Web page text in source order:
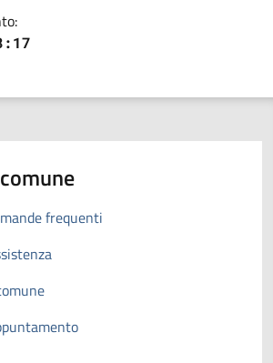
frequenti